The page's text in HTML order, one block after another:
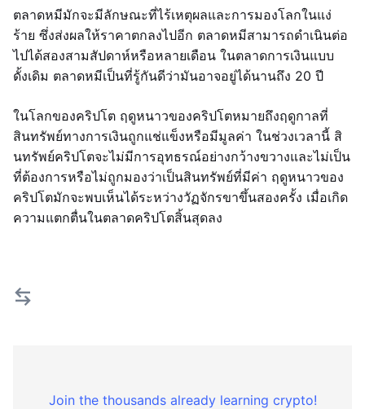
ตลาดหมีมักจะมีลักษณะที่ไร้เหตุผลและการมองโลกในแง่
ร้าย ซึ่งส่งผลให้ราคาตกลงไปอีก ตลาดหมีสามารถดำเนินต่อ
ไปได้สองสามสัปดาห์หรือหลายเดือน ในตลาดการเงินแบบ
ดั้งเดิม ตลาดหมีเป็นที่รู้กันดีว่ามันอาจอยู่ได้นานถึง 20 ปี
ในโลกของคริปโต ฤดูหนาวของคริปโตหมายถึงฤดูกาลที่
สินทรัพย์ทางการเงินถูกแช่แข็งหรือมีมูลค่า ในช่วงเวลานี้ สิ
นทรัพย์คริปโตจะไม่มีการอุทธรณ์อย่างกว้างขวางและไม่เป็น
ที่ต้องการหรือไม่ถูกมองว่าเป็นสินทรัพย์ที่มีค่า ฤดูหนาวของ
คริปโตมักจะพบเห็นได้ระหว่างวัฏจักรขาขึ้นสองครั้ง เมื่อเกิด
ความแตกตื่นในตลาดคริปโตสิ้นสุดลง
Join the thousands already learning crypto!